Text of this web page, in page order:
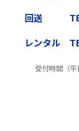
回送
レンタル
受付時間（平